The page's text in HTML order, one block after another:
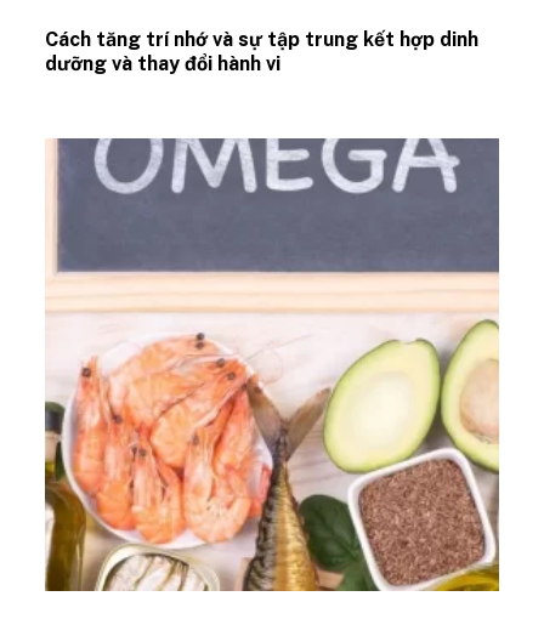
Cách tăng trí nhớ và sự tập trung kết hợp dinh
dưỡng và thay đổi hành vi